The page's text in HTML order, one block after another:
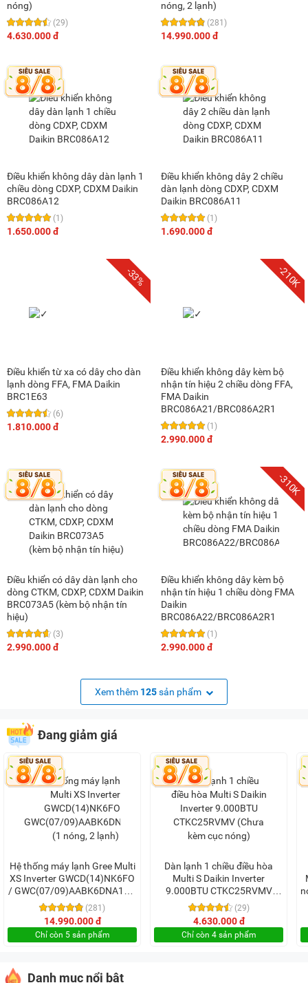
nóng)
(29)
4.630.000 đ
nóng, 2 lạnh)
(281)
14.990.000 đ
Điều khiển không dây dàn lạnh 1
chiều dòng CDXP, CDXM Daikin
BRC086A12
(1)
1.650.000 đ
Điều khiển không dây 2 chiều
dàn lạnh dòng CDXP, CDXM
Daikin BRC086A11
(1)
1.690.000 đ
-33%
Điều khiển từ xa có dây cho dàn
lạnh dòng FFA, FMA Daikin
BRC1E63
(6)
1.810.000 đ
-210K
Điều khiển không dây kèm bộ
nhận tín hiệu 2 chiều dòng FFA,
FMA Daikin
BRC086A21/BRC086A2R1
(1)
2.990.000 đ
Điều khiển có dây dàn lạnh cho
dòng CTKM, CDXP, CDXM Daikin
BRC073A5 (kèm bộ nhận tín
hiệu)
(3)
2.990.000 đ
-310K
Điều khiển không dây kèm bộ
nhận tín hiệu 1 chiều dòng FMA
Daikin
BRC086A22/BRC086A2R1
(1)
2.990.000 đ
Xem thêm 125sản phẩm
Đang giảm giá
Hệ thống máy lạnh Gree Multi
XS Inverter GWCD(14)NK6FO
/ GWC(07/09)AABK6DNA1B/I
(1 nóng, 2 lạnh)
(281)
14.990.000 đ
Chỉ còn 5 sản phẩm
Dàn lạnh 1 chiều điều hòa
Multi S Daikin Inverter
9.000BTU CTKC25RVMV
(Chưa kèm cục nóng)
(29)
4.630.000 đ
Chỉ còn 4 sản phẩm
Danh mục nổi bật